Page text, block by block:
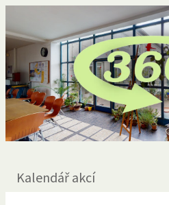
Kalendář akcí